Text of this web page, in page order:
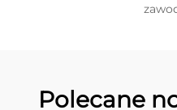
Polecane